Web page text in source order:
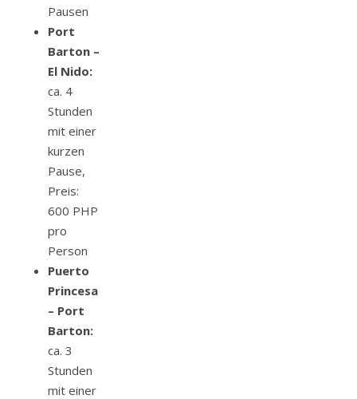
Pausen
Port
Barton –
El Nido:
ca. 4
Stunden
mit einer
kurzen
Pause,
Preis:
600 PHP
pro
Person
Puerto
Princesa
– Port
Barton:
ca. 3
Stunden
mit einer